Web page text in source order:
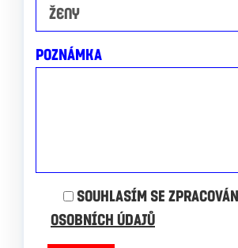
POZNÁMKA
SOUHLASÍM SE
OSOBNÍCH ÚDAJŮ